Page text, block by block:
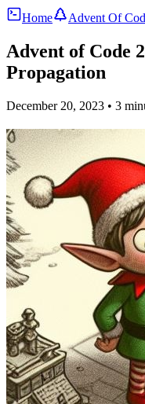
Home Advent Of
Advent of Code
Propagation
December 20, 2023 • 3